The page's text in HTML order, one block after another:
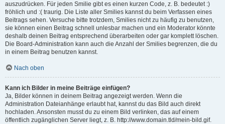
auszudrücken. Für jeden Smilie gibt es einen kurzen Code, z. B. bedeutet :)
fröhlich und :( traurig. Die Liste aller Smilies kannst du beim Verfassen eines
Beitrags sehen. Versuche bitte trotzdem, Smilies nicht zu häufig zu benutzen,
sie können einen Beitrag schnell unlesbar machen und ein Moderator könnte
deshalb deinen Beitrag entsprechend überarbeiten oder gar komplett löschen.
Die Board-Administration kann auch die Anzahl der Smilies begrenzen, die du
in einem Beitrag benutzen kannst.
Nach oben
Kann ich Bilder in meine Beiträge einfügen?
Ja, Bilder können in deinem Beitrag angezeigt werden. Wenn die
Administration Dateianhänge erlaubt hat, kannst du das Bild auch direkt
hochladen. Ansonsten musst du zu einem Bild verlinken, das auf einem
öffentlich zugänglichen Server liegt, z. B. http://www.domain.tld/mein-bild.gif.